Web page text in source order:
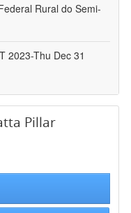
Rural do Semi-
2023-Thu Dec 31
Pillar